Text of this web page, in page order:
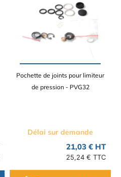
Pochette de joints pour limiteur
de pression - PVG32
Délai sur demande
21,03 € HT
25,24 € TTC